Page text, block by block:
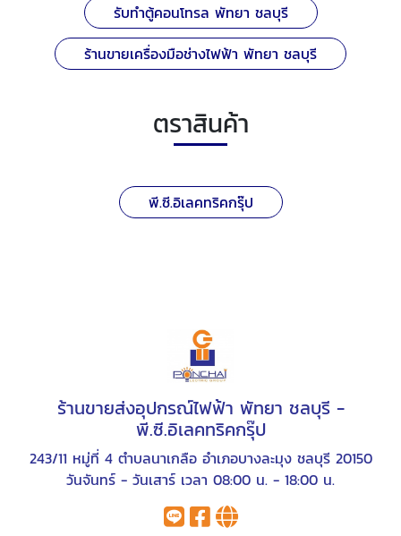
รับทำตู้คอนโทรล พัทยา ชลบุรี
ร้านขายเครื่องมือช่างไฟฟ้า พัทยา ชลบุรี
ตราสินค้า
พี.ซี.อิเลคทริคกรุ๊ป
ร้านขายส่งอุปกรณ์ไฟฟ้า พัทยา ชลบุรี -
พี.ซี.อิเลคทริคกรุ๊ป
243/11 หมู่ที่ 4 ตำบลนาเกลือ อำเภอบางละมุง ชลบุรี 20150
วันจันทร์ - วันเสาร์ เวลา 08:00 น. - 18:00 น.